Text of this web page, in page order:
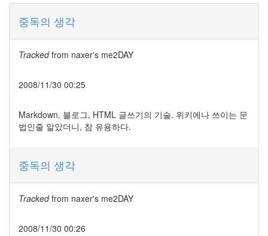
중독의 생각
Trackedfrom naxer's me2DAY
2008/11/30 00:25
Markdown. 블로그, HTML 글쓰기의 기술. 위키에나 쓰이는 문
법인줄 알았더니, 참 유용하다.
중독의 생각
Trackedfrom naxer's me2DAY
2008/11/30 00:26